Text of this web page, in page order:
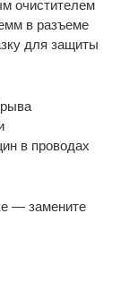
очистителем
в разъеме
для защиты
в проводах
— замените